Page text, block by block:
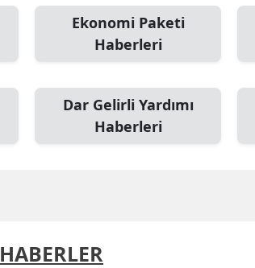
Ekonomi Paketi
Haberleri
Dar Gelirli Yardımı
Haberleri